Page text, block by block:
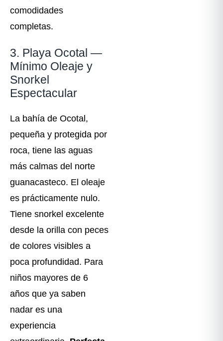
comodidades
completas.
3. Playa Ocotal —
Mínimo Oleaje y
Snorkel
Espectacular
La bahía de Ocotal,
pequeña y protegida por
roca, tiene las aguas
más calmas del norte
guanacasteco. El oleaje
es prácticamente nulo.
Tiene snorkel excelente
desde la orilla con peces
de colores visibles a
poca profundidad. Para
niños mayores de 6
años que ya saben
nadar es una
experiencia